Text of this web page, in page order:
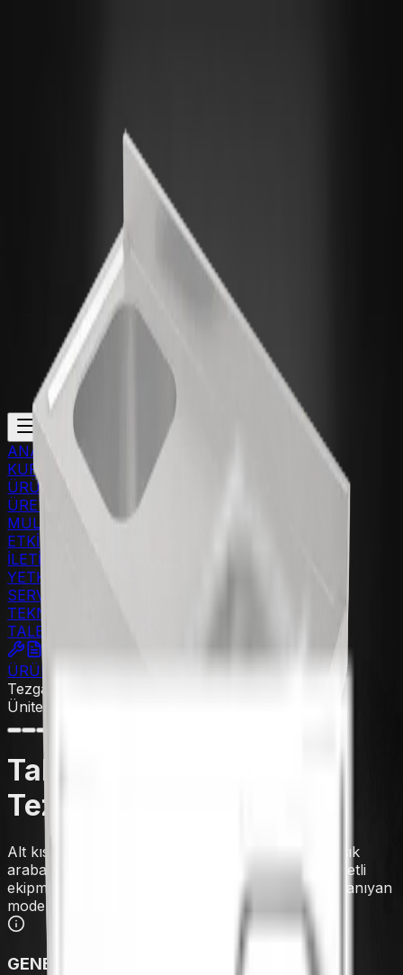
ANASAYFA
KURUMSAL
ÜRÜNLER
ÜRETİM
MULTİMEDYA
ETKİNLİKLER
İLETİŞİM
YETKİLİ TEKNİK
SERVİS
TEKNİK SERVİS
TALEP FORMU
ÜRÜNLER
Tezgahlar
Ünite ve Tezgahlar
Taban Rafsız Tek Evyeli
Tezgah
Alt kısmının tamamen açık olması sayesinde bulaşık
arabası, çöp kovası veya erzak arabası gibi hareketli
ekipmanların kolayca altına girebilmesine olanak tanıyan
model.
GENEL ÖZELLİKLER